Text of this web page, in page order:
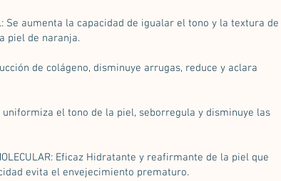
Se aumenta la capacidad de igualar el tono y la textura de
piel de naranja.
de colágeno, disminuye arrugas, reduce y aclara
el tono de la piel, seborregula y disminuye las
MOLECULAR: Eficaz Hidratante y reafirmante de la piel que
evita el envejecimiento prematuro.